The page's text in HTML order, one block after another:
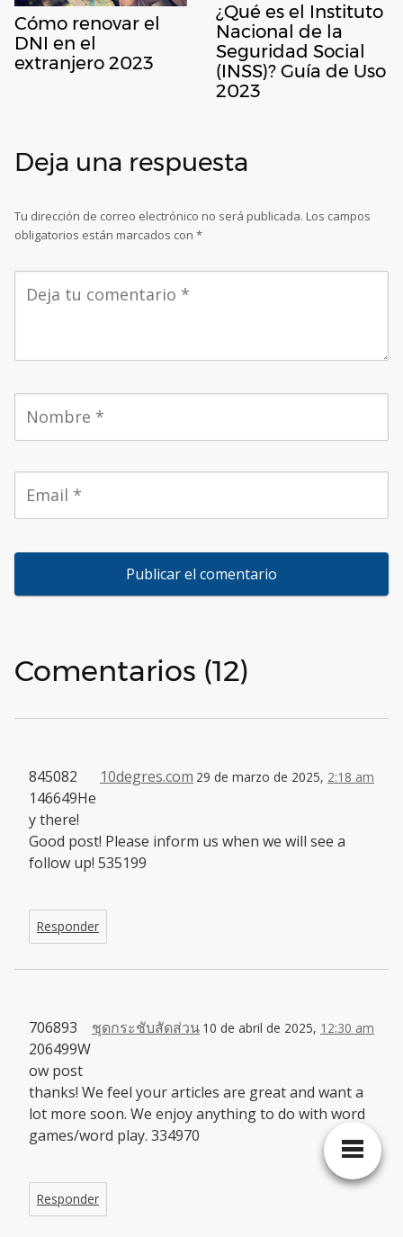
Cómo renovar el
DNI en el
extranjero 2023
¿Qué es el Instituto
Nacional de la
Seguridad Social
(INSS)? Guía de Uso
2023
Deja una respuesta
Tu dirección de correo electrónico no será publicada. Los campos
obligatorios están marcados con *
Comentarios (12)
10degres.com 29 de marzo de 2025, 2:18 am
845082
146649He
y there!
Good post! Please inform us when we will see a
follow up! 535199
Responder
ชุดกระชับสัดส่วน 10 de abril de 2025, 12:30 am
706893
206499W
ow post
thanks! We feel your articles are great and want a
lot more soon. We enjoy anything to do with word
games/word play. 334970
Responder